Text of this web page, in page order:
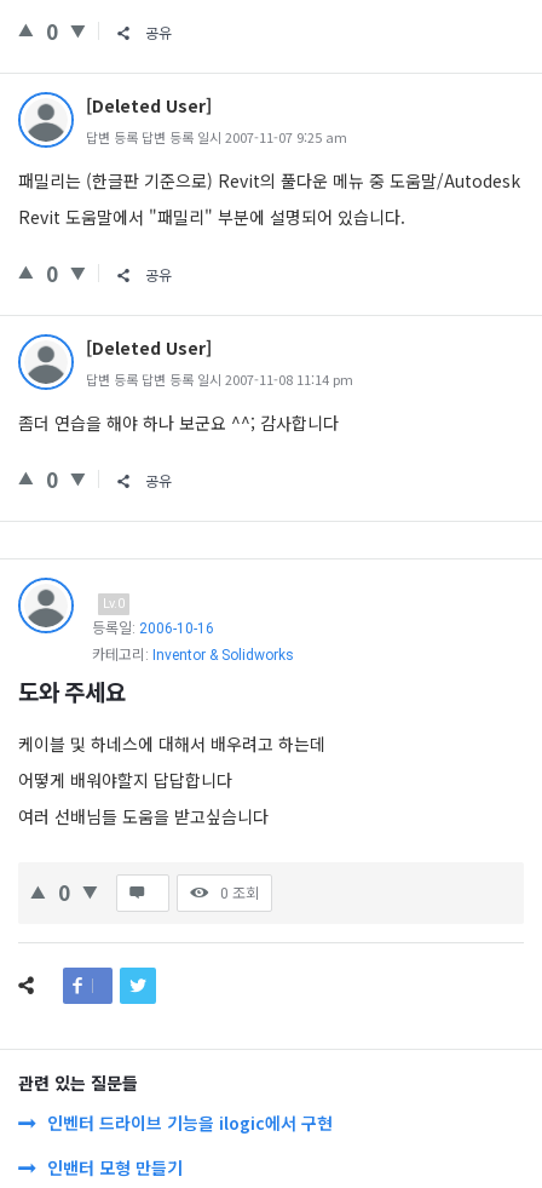
0 공유
[Deleted User]
답변 등록 답변 등록 일시 2007-11-07 9:25 am
패밀리는 (한글판 기준으로) Revit의 풀다운 메뉴 중 도움말/Autodesk
Revit 도움말에서 "패밀리" 부분에 설명되어 있습니다.
0 공유
[Deleted User]
답변 등록 답변 등록 일시 2007-11-08 11:14 pm
좀더 연습을 해야 하나 보군요 ^^; 감사합니다
0 공유
Lv.0
등록일: 2006-10-16
카테고리: Inventor & Solidworks
도와 주세요
케이블 및 하네스에 대해서 배우려고 하는데
어떻게 배워야할지 답답합니다
여러 선배님들 도움을 받고싶슴니다
0 0 조회
관련 있는 질문들
인벤터 드라이브 기능을 ilogic에서 구현
인밴터 모형 만들기